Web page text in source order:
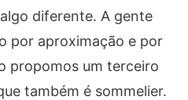
diferente. A gente
por aproximação e por
propomos um terceiro
também é sommelier.